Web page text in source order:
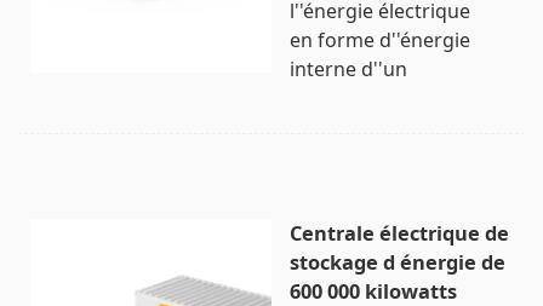
l''énergie électrique
en forme d''énergie
interne d''un
Centrale électrique de
stockage d énergie de
600 000 kilowatts